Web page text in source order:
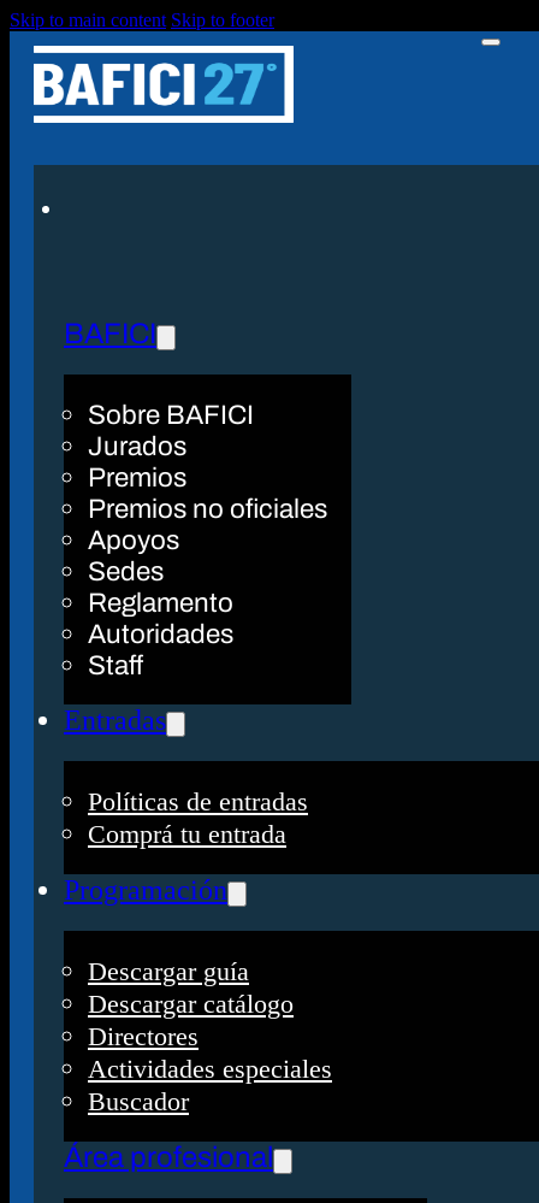
Skip to main content Skip to footer
BAFICI
Sobre BAFICI
Jurados
Premios
Premios no oficiales
Apoyos
Sedes
Reglamento
Autoridades
Staff
Entradas
Políticas de entradas
Comprá tu entrada
Programación
Descargar guía
Descargar catálogo
Directores
Actividades especiales
Buscador
Área profesional